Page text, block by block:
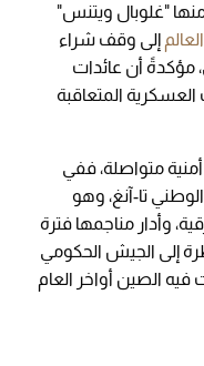
"غلوبال ويتنس"
إلى وقف شراء
مؤكدةً أن عائدات
المتعاقبة
متواصلة، ففي
الوطني تا-آنغ، وهو
وأدار مناجمها فترة
إلى الجيش الحكومي
الصين أواخر العام